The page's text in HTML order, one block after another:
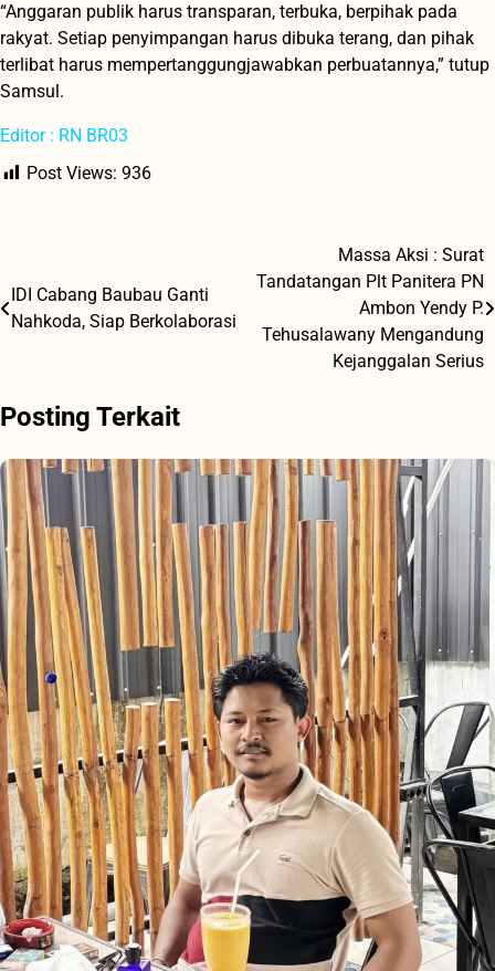
“Anggaran publik harus transparan, terbuka, berpihak pada
rakyat. Setiap penyimpangan harus dibuka terang, dan pihak
terlibat harus mempertanggungjawabkan perbuatannya,” tutup
Samsul.
Editor : RN BR03
Post Views: 936
pos
IDI Cabang Baubau Ganti
Nahkoda, Siap Berkolaborasi
Massa Aksi : Surat
Tandatangan Plt Panitera PN
Ambon Yendy P.
Tehusalawany Mengandung
Kejanggalan Serius
Posting Terkait